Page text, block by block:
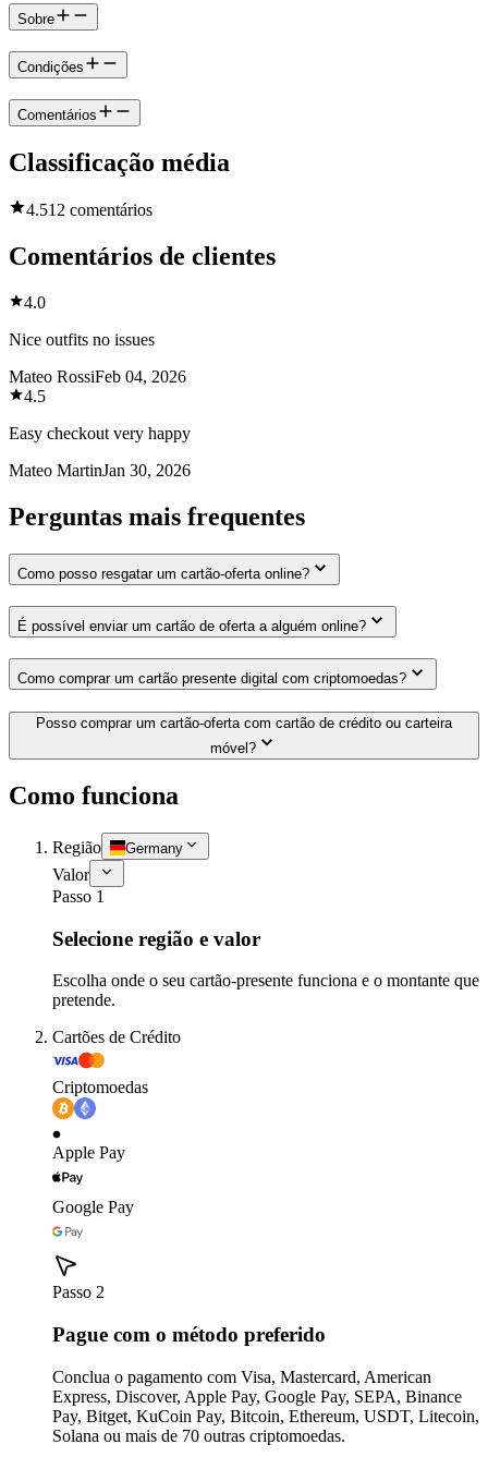
Sobre
Condições
Comentários
Classificação média
4.512 comentários
Comentários de clientes
4.0
Nice outfits no issues
Mateo RossiFeb 04, 2026
4.5
Easy checkout very happy
Mateo MartinJan 30, 2026
Perguntas mais frequentes
Como posso resgatar um cartão-oferta online?
É possível enviar um cartão de oferta a alguém online?
Como comprar um cartão presente digital com criptomoedas?
Posso comprar um cartão-oferta com cartão de crédito ou carteira
móvel?
Como funciona
Região Germany
Valor
Passo 1
Selecione região e valor
Escolha onde o seu cartão-presente funciona e o montante que
pretende.
Cartões de Crédito
Criptomoedas
Apple Pay
Google Pay
Passo 2
Pague com o método preferido
Conclua o pagamento com Visa, Mastercard, American
Express, Discover, Apple Pay, Google Pay, SEPA, Binance
Pay, Bitget, KuCoin Pay, Bitcoin, Ethereum, USDT, Litecoin,
Solana ou mais de 70 outras criptomoedas.